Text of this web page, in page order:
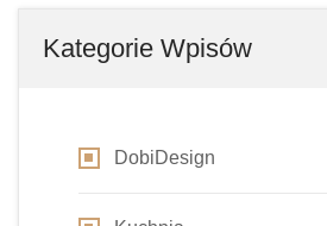
Kategorie Wpisów
DobiDesign